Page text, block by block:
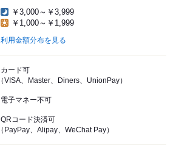
￥3,000～￥3,999
￥1,000～￥1,999
利用金額分布を見る
カード可
（VISA、Master、Diners、UnionPay）
電子マネー不可
QRコード決済可
（PayPay、Alipay、WeChat Pay）